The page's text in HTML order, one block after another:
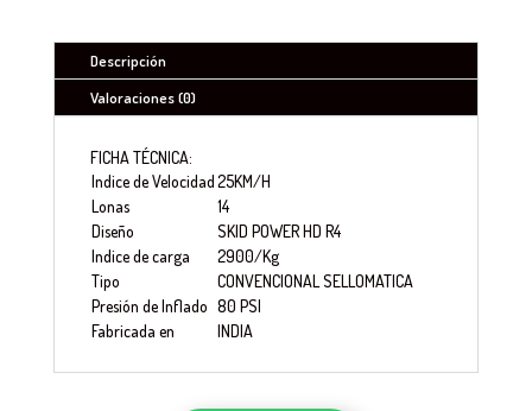
Descripción
Valoraciones (0)
FICHA TÉCNICA:
Indice de Velocidad25KM/H
Lonas
14
Diseño
SKID POWER HD R4
Indice de carga
2900/Kg
Tipo
CONVENCIONAL SELLOMATICA
Presión de Inflado 80 PSI
Fabricada en
INDIA